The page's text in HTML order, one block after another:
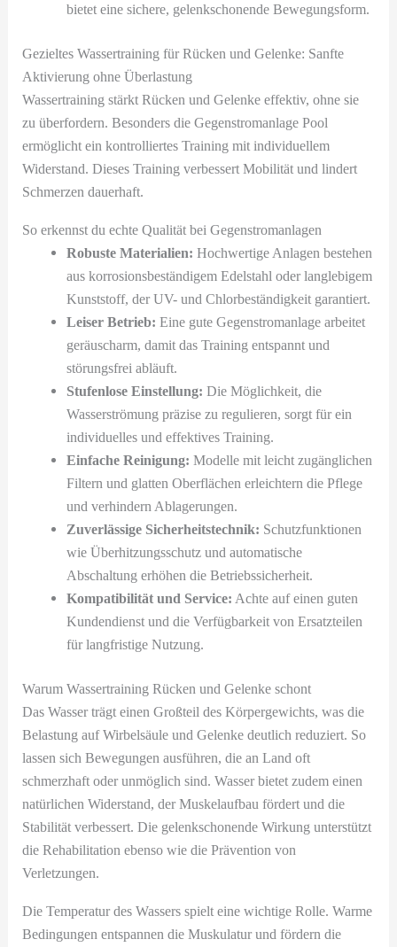
bietet eine sichere, gelenkschonende Bewegungsform.
Gezieltes Wassertraining für Rücken und Gelenke: Sanfte
Aktivierung ohne Überlastung
Wassertraining stärkt Rücken und Gelenke effektiv, ohne sie
zu überfordern. Besonders die Gegenstromanlage Pool
ermöglicht ein kontrolliertes Training mit individuellem
Widerstand. Dieses Training verbessert Mobilität und lindert
Schmerzen dauerhaft.
So erkennst du echte Qualität bei Gegenstromanlagen
Robuste Materialien: Hochwertige Anlagen bestehen
aus korrosionsbeständigem Edelstahl oder langlebigem
Kunststoff, der UV- und Chlorbeständigkeit garantiert.
Leiser Betrieb: Eine gute Gegenstromanlage arbeitet
geräuscharm, damit das Training entspannt und
störungsfrei abläuft.
Stufenlose Einstellung: Die Möglichkeit, die
Wasserströmung präzise zu regulieren, sorgt für ein
individuelles und effektives Training.
Einfache Reinigung: Modelle mit leicht zugänglichen
Filtern und glatten Oberflächen erleichtern die Pflege
und verhindern Ablagerungen.
Zuverlässige Sicherheitstechnik: Schutzfunktionen
wie Überhitzungsschutz und automatische
Abschaltung erhöhen die Betriebssicherheit.
Kompatibilität und Service: Achte auf einen guten
Kundendienst und die Verfügbarkeit von Ersatzteilen
für langfristige Nutzung.
Warum Wassertraining Rücken und Gelenke schont
Das Wasser trägt einen Großteil des Körpergewichts, was die
Belastung auf Wirbelsäule und Gelenke deutlich reduziert. So
lassen sich Bewegungen ausführen, die an Land oft
schmerzhaft oder unmöglich sind. Wasser bietet zudem einen
natürlichen Widerstand, der Muskelaufbau fördert und die
Stabilität verbessert. Die gelenkschonende Wirkung unterstützt
die Rehabilitation ebenso wie die Prävention von
Verletzungen.
Die Temperatur des Wassers spielt eine wichtige Rolle. Warme
Bedingungen entspannen die Muskulatur und fördern die